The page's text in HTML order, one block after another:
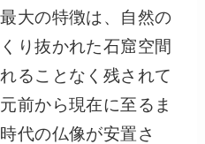
大の特徴は、自然の
り抜かれた石窟空間
ることなく残されて
前から現在に至るま
代の仏像が安置さ